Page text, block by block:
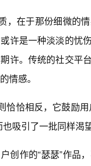
，在于那份细微的
许是一种淡淡的忧
许。传统的社交平
情感。
恰恰相反，它鼓励
吸引了一批同样渴
创作的“瑟瑟”作品